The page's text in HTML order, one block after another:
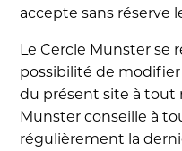
accepte sans réserve
Le Cercle Munster se
possibilité de
du présent site à tout
Munster conseille à
régulièrement la